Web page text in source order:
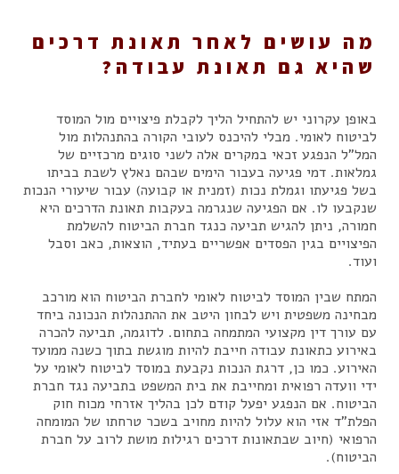
מה עושים לאחר תאונת דרכים
שהיא גם תאונת עבודה?
באופן עקרוני יש להתחיל הליך לקבלת פיצויים מול המוסד
לביטוח לאומי. מבלי להיכנס לעובי הקורה בהתנהלות מול
המל"ל הנפגע זכאי במקרים אלה לשני סוגים מרכזיים של
גמלאות. דמי פגיעה בעבור הימים שבהם נאלץ לשבת בביתו
בשל פגיעתו וגמלת נכות (זמנית או קבועה) עבור שיעורי הנכות
שנקבעו לו. אם הפגיעה שנגרמה בעקבות תאונת הדרכים היא
חמורה, ניתן להגיש תביעה כנגד חברת הביטוח להשלמת
הפיצויים בגין הפסדים אפשריים בעתיד, הוצאות, כאב וסבל
ועוד.
המתח שבין המוסד לביטוח לאומי לחברת הביטוח הוא מורכב
מבחינה משפטית ויש לבחון היטב את ההתנהלות הנכונה ביחד
עם עורך דין מקצועי המתמחה בתחום. לדוגמה, תביעה להכרה
באירוע כתאונת עבודה חייבת להיות מוגשת בתוך כשנה ממועד
האירוע. כמו כן, דרגת הנכות נקבעת במוסד לביטוח לאומי על
ידי וועדה רפואית ומחייבת את בית המשפט בתביעה נגד חברת
הביטוח. אם הנפגע יפעל קודם לכן בהליך אזרחי מכוח חוק
הפלת"ד אזי הוא עלול להיות מחויב בשכר טרחתו של המומחה
הרפואי (חיוב שבתאונות דרכים רגילות מושת לרוב על חברת
הביטוח).